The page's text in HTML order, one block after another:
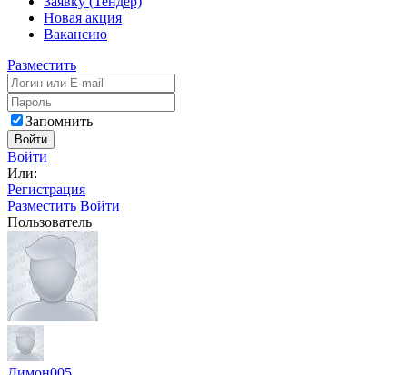
Новая акция
Вакансию
Разместить
Запомнить
Войти
Войти
Или:
Регистрация
Разместить Войти
Пользователь